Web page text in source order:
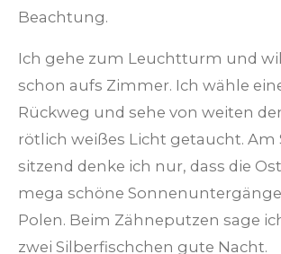
Beachtung.
Ich gehe zum Leuchtturm und
schon aufs Zimmer. Ich wähle
Rückweg und sehe von weiten
rötlich weißes Licht getaucht. Am
sitzend denke ich nur, dass die
mega schöne
Polen. Beim Zähneputzen sage
zwei Silberfischchen gute Nacht.